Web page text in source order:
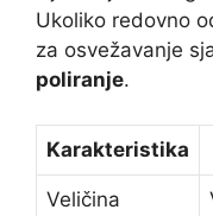
Ukoliko redovno
za osvežavanje
poliranje.
Karakteristika
Veličina